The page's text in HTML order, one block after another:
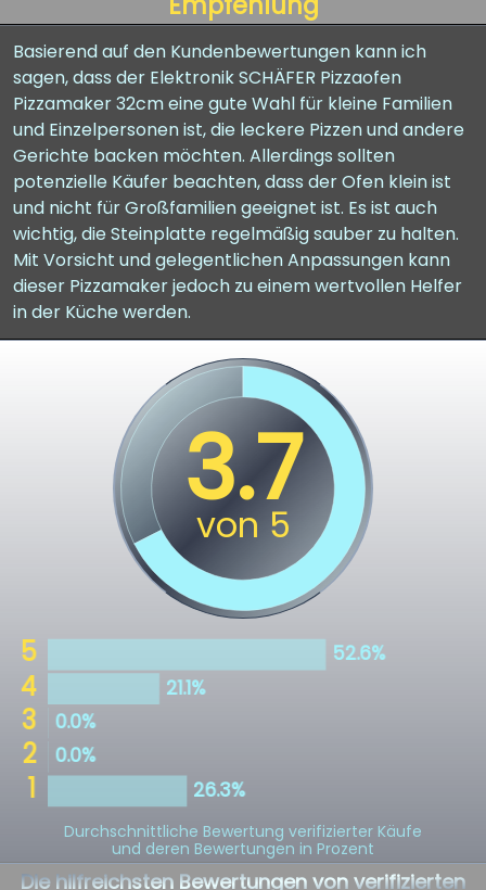
Basierend auf den Kundenbewertungen kann ich
sagen, dass der Elektronik SCHÄFER Pizzaofen
Pizzamaker 32cm eine gute Wahl für kleine Familien
und Einzelpersonen ist, die leckere Pizzen und andere
Gerichte backen möchten. Allerdings sollten
potenzielle Käufer beachten, dass der Ofen klein ist
und nicht für Großfamilien geeignet ist. Es ist auch
wichtig, die Steinplatte regelmäßig sauber zu halten.
Mit Vorsicht und gelegentlichen Anpassungen kann
dieser Pizzamaker jedoch zu einem wertvollen Helfer
in der Küche werden.
Durchschnittliche Bewertung verifizierter Käufe
und deren Bewertungen in Prozent
Die hilfreichsten Bewertungen von verifizierten